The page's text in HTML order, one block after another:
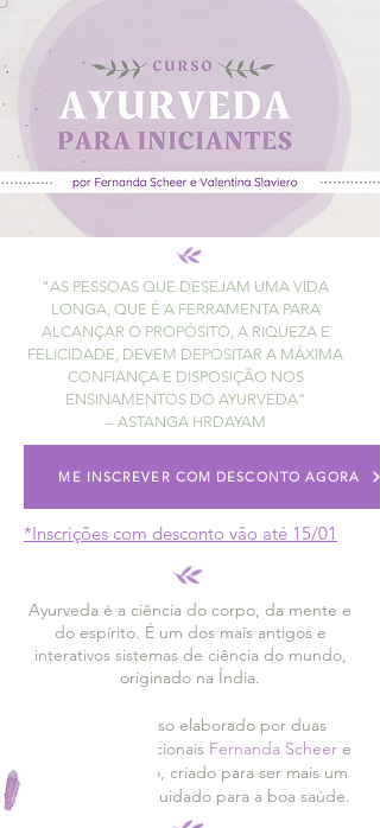
“AS PESSOAS QUE DESEJAM UMA VIDA
LONGA, QUE É A FERRAMENTA PARA
ALCANÇAR O PROPÓSITO, A RIQUEZA E
FELICIDADE, DEVEM DEPOSITAR A MÁXIMA
CONFIANÇA E DISPOSIÇÃO NOS
ENSINAMENTOS DO AYURVEDA”
– ASTANGA HRDAYAM
ME INSCREVER COM DESCONTO AGORA
*Inscrições com desconto vão até 15/01
Ayurveda é a ciência do corpo, da mente e
do espírito. É um dos mais antigos e
interativos sistemas de ciência do mundo,
originado na Índia.
Esse é um curso elaborado por duas
nutricionistas funcionais Fernanda Scheer e
Valentina Slaviero, criado para ser mais um
caminho de autocuidado para a boa saúde.